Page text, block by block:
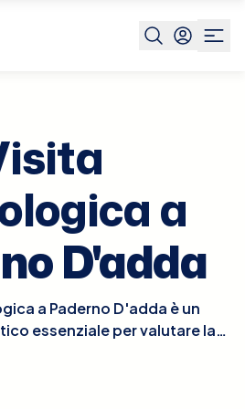
Paderno D'adda
a
D'adda
a Paderno D'adda è un
essenziale per valutare la
maschile. Durante la